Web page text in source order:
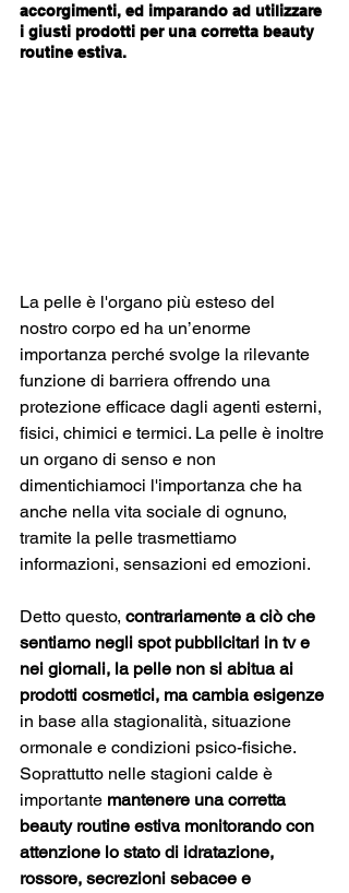
accorgimenti, ed imparando ad utilizzare
i giusti prodotti per una corretta beauty
routine estiva.
La pelle è l'organo più esteso del
nostro corpo ed ha un’enorme
importanza perché svolge la rilevante
funzione di barriera offrendo una
protezione efficace dagli agenti esterni,
fisici, chimici e termici. La pelle è inoltre
un organo di senso e non
dimentichiamoci l'importanza che ha
anche nella vita sociale di ognuno,
tramite la pelle trasmettiamo
informazioni, sensazioni ed emozioni.
Detto questo, contrariamente a ciò che
sentiamo negli spot pubblicitari in tv e
nei giornali, la pelle non si abitua ai
prodotti cosmetici, ma cambia esigenze
in base alla stagionalità, situazione
ormonale e condizioni psico-fisiche.
Soprattutto nelle stagioni calde è
importante mantenere una corretta
beauty routine estiva monitorando con
attenzione lo stato di idratazione,
rossore, secrezioni sebacee e